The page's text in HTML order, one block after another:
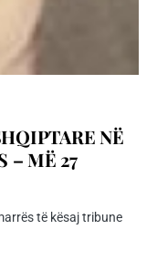
NË
– MË 27
të kësaj tribune